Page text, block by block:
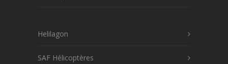
Helilagon
SAF Hélicoptères